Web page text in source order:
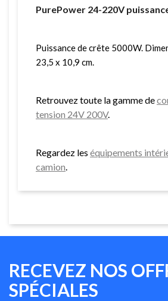
PurePower 24-220V
Puissance de crête 5000W.
23,5 x 10,9 cm.
Retrouvez toute la gamme de
tension 24V 200V.
Regardez les équipements
camion.
RECEVEZ NOS
SPÉCIALES